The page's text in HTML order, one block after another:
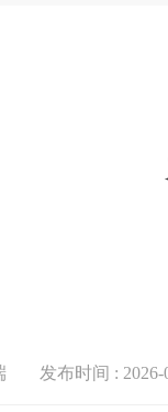
发布时间 : 2026-